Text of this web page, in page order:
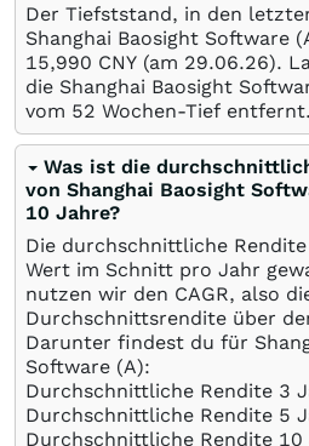
Der Tiefststand, in den
Shanghai Baosight Software
15,990 CNY (am 29.06.26).
die Shanghai Baosight
vom 52 Wochen-Tief entfernt.
Was ist die
von Shanghai Baosight
10 Jahre?
Die durchschnittliche
Wert im Schnitt pro Jahr
nutzen wir den CAGR, also
Durchschnittsrendite über
Darunter findest du für
Software (A):
Durchschnittliche Rendite 3
Durchschnittliche Rendite 5
Durchschnittliche Rendite 10